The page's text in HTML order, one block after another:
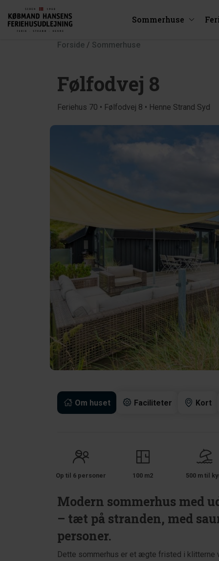
Sommerhuse
Forside / Sommerhuse
Følfodvej 8
Feriehus 70 • Følfodvej 8 • Henne Strand Syd
Om huset Faciliteter Kort
Op til 6 personer 100 m2 500 m til
Modern sommerhus med
– tæt på stranden, med
personer.
Dette sommerhus er et ægte fristed i klitterne